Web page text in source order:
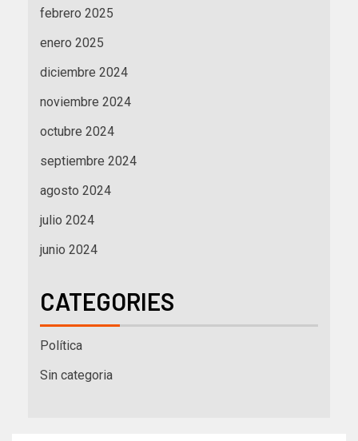
febrero 2025
enero 2025
diciembre 2024
noviembre 2024
octubre 2024
septiembre 2024
agosto 2024
julio 2024
junio 2024
CATEGORIES
Política
Sin categoria